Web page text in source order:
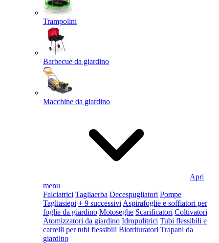
Trampolini
Barbecue da giardino
Macchine da giardino
Apri
menu
Falciatrici Tagliaerba Decespugliatori Pompe
Tagliasiepi + 9 successivi Aspirafoglie e soffiatori per
foglie da giardino Motoseghe Scarificatori Coltivatori
Atomizzatori da giardino Idropulitrici Tubi flessibili e
carrelli per tubi flessibili Biotrituratori Trapani da
giardino